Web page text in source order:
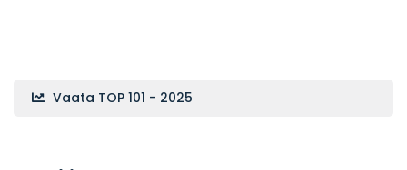
Vaata TOP 101 - 2025